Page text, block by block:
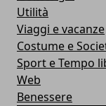
Utilità
Viaggi e vacanze
Costume e
Sport e Tempo
Web
Benessere